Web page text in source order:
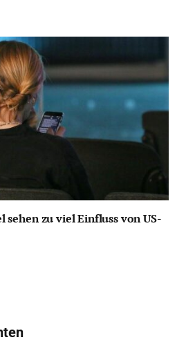
sehen zu viel Einfluss von US-